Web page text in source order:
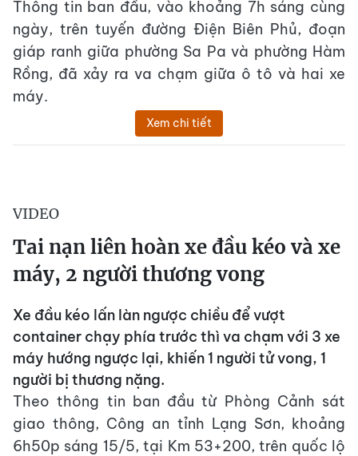
Thông tin ban đầu, vào khoảng 7h sáng cùng
ngày, trên tuyến đường Điện Biên Phủ, đoạn
giáp ranh giữa phường Sa Pa và phường Hàm
Rồng, đã xảy ra va chạm giữa ô tô và hai xe
máy.
Xem chi tiết
VIDEO
Tai nạn liên hoàn xe đầu kéo và xe
máy, 2 người thương vong
Xe đầu kéo lấn làn ngược chiều để vượt
container chạy phía trước thì va chạm với 3 xe
máy hướng ngược lại, khiến 1 người tử vong, 1
người bị thương nặng.
Theo thông tin ban đầu từ Phòng Cảnh sát
giao thông, Công an tỉnh Lạng Sơn, khoảng
6h50p sáng 15/5, tại Km 53+200, trên quốc lộ